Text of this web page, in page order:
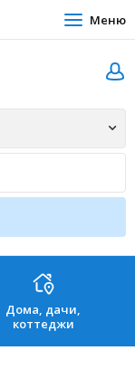
Меню
Дома, дачи,
коттеджи